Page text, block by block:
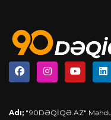
Adı; "90DƏQİQƏ.AZ"